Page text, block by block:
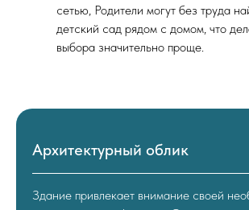
сетью, Родители могут без труда
детский сад рядом с домом, что
выбора значительно проще.
Архитектурный облик
Здание привлекает внимание своей